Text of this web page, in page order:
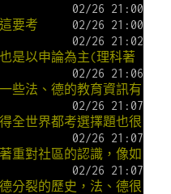
02/26 21:00
要考
02/26 21:00
02/26 21:02
是以申論為主(理科著
02/26 21:06
些法、德的教育資訊有
02/26 21:07
全世界都考選擇題也很
02/26 21:07
重對社區的認識，像如
02/26 21:07
分裂的歷史，法、德很